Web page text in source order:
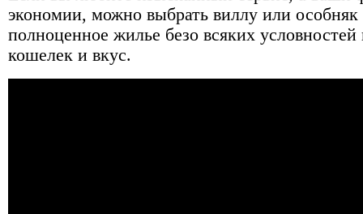
экономии, можно выбрать виллу или
полноценное жилье безо всяких
кошелек и вкус.